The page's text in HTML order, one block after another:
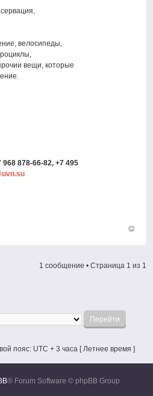
велосипеды,
вещи, которые
968 878-66-82, +7 495
началу
1 сообщение • Страница 1 из 1
пояс: UTC + 3 часа [ Летнее время ]
® Forum Software © phpBB Group